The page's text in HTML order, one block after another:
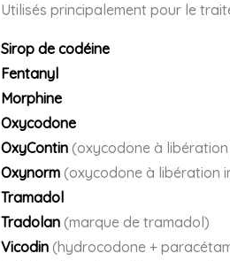
Utilisés principalement pour le
Sirop de codéine
Fentanyl
Morphine
Oxycodone
OxyContin(oxycodone à
Oxynorm(oxycodone à libération
Tramadol
Tradolan(marque de tramadol)
Vicodin(hydrocodone +